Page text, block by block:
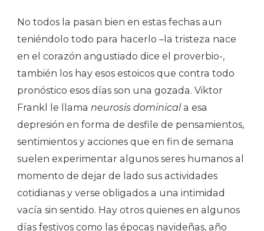
No todos la pasan bien en estas fechas aun
teniéndolo todo para hacerlo –la tristeza nace
en el corazón angustiado dice el proverbio-,
también los hay esos estoicos que contra todo
pronóstico esos días son una gozada. Viktor
Frankl le llama neurosis dominicala esa
depresión en forma de desfile de pensamientos,
sentimientos y acciones que en fin de semana
suelen experimentar algunos seres humanos al
momento de dejar de lado sus actividades
cotidianas y verse obligados a una intimidad
vacía sin sentido. Hay otros quienes en algunos
días festivos como las épocas navideñas, año